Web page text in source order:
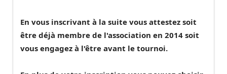
En vous inscrivant à la suite vous attestez soit
être déjà membre de l'association en 2014 soit
vous engagez à l'être avant le tournoi.